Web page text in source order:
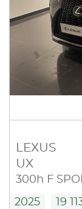
LEXUS
UX
300h F
2025 19